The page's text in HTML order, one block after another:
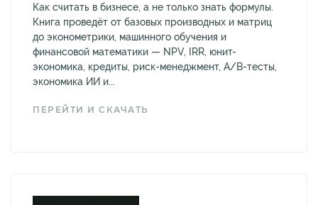
Как считать в бизнесе, а не только знать формулы.
Книга проведёт от базовых производных и матриц
до эконометрики, машинного обучения и
финансовой математики — NPV, IRR, юнит-
экономика, кредиты, риск-менеджмент, A/B-тесты,
экономика ИИ и...
ПЕРЕЙТИ И СКАЧАТЬ